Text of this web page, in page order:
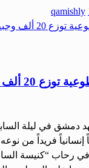
qamishly
مبادرة
دمشق في ليلة
إنسانياً فريداً من